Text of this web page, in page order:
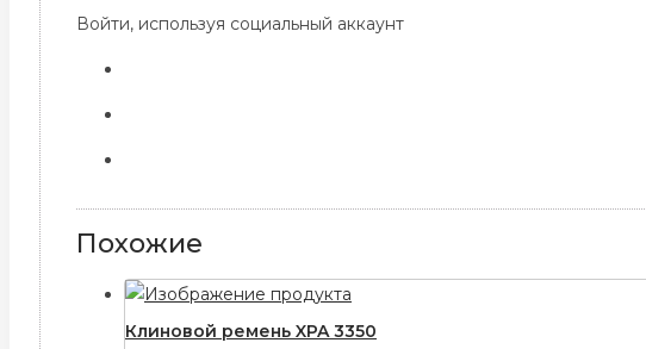
Войти, используя социальный аккаунт
Похожие
Клиновой ремень XPA 3350